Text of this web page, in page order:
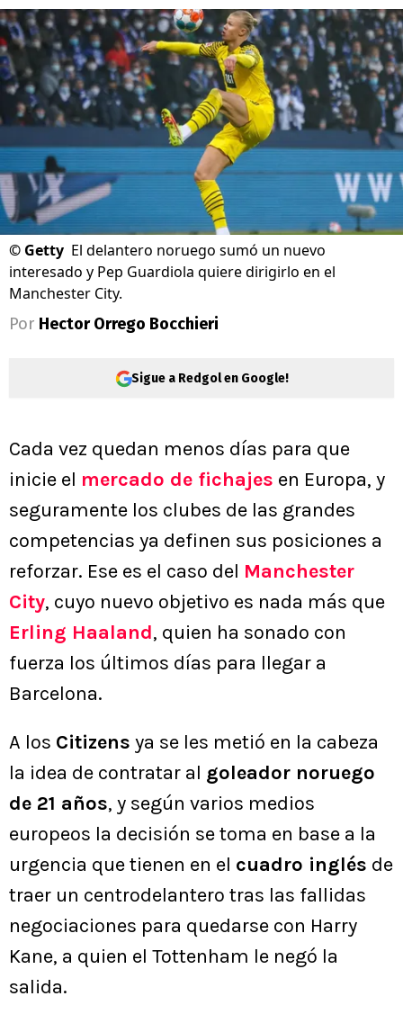
© Getty El delantero noruego sumó un nuevo
interesado y Pep Guardiola quiere dirigirlo en el
Manchester City.
Por Hector Orrego Bocchieri
Sigue a Redgol en Google!
Cada vez quedan menos días para que
inicie el mercado de fichajes en Europa, y
seguramente los clubes de las grandes
competencias ya definen sus posiciones a
reforzar. Ese es el caso del Manchester
City, cuyo nuevo objetivo es nada más que
Erling Haaland, quien ha sonado con
fuerza los últimos días para llegar a
Barcelona.
A los Citizens ya se les metió en la cabeza
la idea de contratar al goleador noruego
de 21 años, y según varios medios
europeos la decisión se toma en base a la
urgencia que tienen en el cuadro inglés de
traer un centrodelantero tras las fallidas
negociaciones para quedarse con Harry
Kane, a quien el Tottenham le negó la
salida.